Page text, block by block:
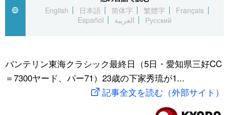
العربية
社会
旅と暮らし
文化
科学・技術
暮らし
お知らせ
English
日本語 简体字 繁體字
Français
Español
العربية Русский
バンテリン東海クラシック最終日（5日・愛知県三好CC
＝7300ヤード、パー71）23歳の下家秀琉が1...
記事全文を読む（外部サイト）